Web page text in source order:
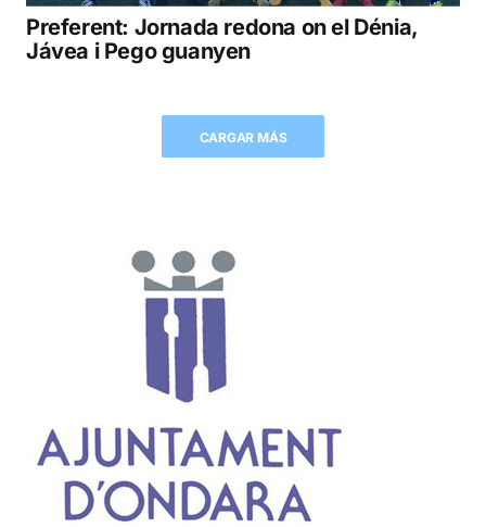
Preferent: Jornada redona on el Dénia,
Jávea i Pego guanyen
CARGAR MÁS